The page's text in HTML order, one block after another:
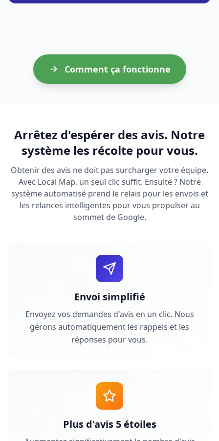
Comment ça fonctionne
Arrêtez d'espérer des avis. Notre
système les récolte pour vous.
Obtenir des avis ne doit pas surcharger votre équipe.
Avec Local Map, un seul clic suffit. Ensuite ? Notre
système automatisé prend le relais pour les envois et
les relances intelligentes pour vous propulser au
sommet de Google.
Envoi simplifié
Envoyez vos demandes d'avis en un clic. Nous
gérons automatiquement les rappels et les
réponses pour vous.
Plus d'avis 5 étoiles